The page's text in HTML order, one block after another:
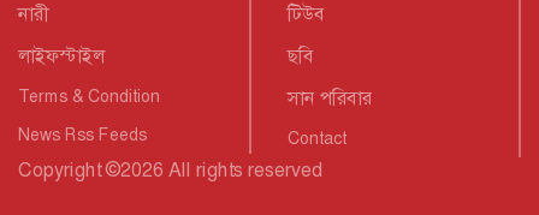
নারী
লাইফস্টাইল
Terms & Condition
News Rss Feeds
টিউব
ছবি
সান পরিবার
Contact
Copyright©2026 All rights reserved